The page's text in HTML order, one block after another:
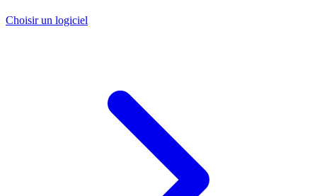
Choisir un logiciel